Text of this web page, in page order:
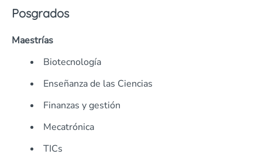
Posgrados
Maestrías
Biotecnología
Enseñanza de las Ciencias
Finanzas y gestión
Mecatrónica
TICs